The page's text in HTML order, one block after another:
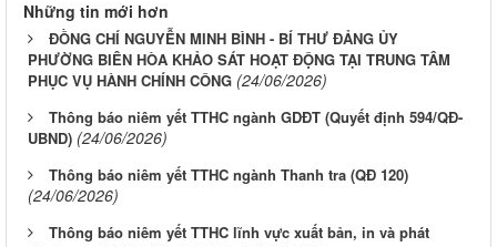
Những tin mới hơn
ĐỒNG CHÍ NGUYỄN MINH BÌNH - BÍ THƯ ĐẢNG ỦY
PHƯỜNG BIÊN HÒA KHẢO SÁT HOẠT ĐỘNG TẠI TRUNG TÂM
PHỤC VỤ HÀNH CHÍNH CÔNG (24/06/2026)
Thông báo niêm yết TTHC ngành GDĐT (Quyết định 594/QĐ-
UBND) (24/06/2026)
Thông báo niêm yết TTHC ngành Thanh tra (QĐ 120)
(24/06/2026)
Thông báo niêm yết TTHC lĩnh vực xuất bản, in và phát